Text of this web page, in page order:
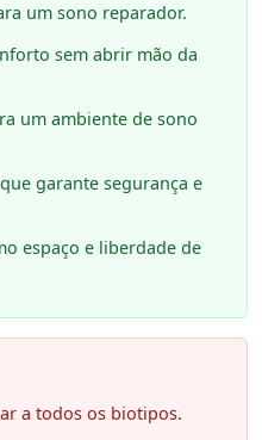
um sono reparador.
sem abrir mão da
um ambiente de sono
garante segurança e
espaço e liberdade de
a todos os biotipos.